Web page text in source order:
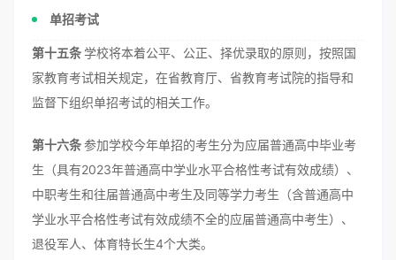
单招考试
第十五条学校将本着公平、公正、择优录取的原则，按照国
家教育考试相关规定，在省教育厅、省教育考试院的指导和
监督下组织单招考试的相关工作。
第十六条参加学校今年单招的考生分为应届普通高中毕业考
生（具有2023年普通高中学业水平合格性考试有效成绩）、
中职考生和往届普通高中考生及同等学力考生（含普通高中
学业水平合格性考试有效成绩不全的应届普通高中考生）、
退役军人、体育特长生4个大类。